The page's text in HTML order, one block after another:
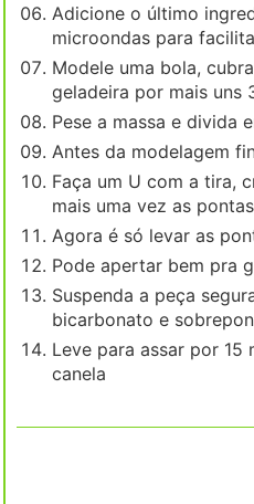
Adicione o último
microondas para
Modele uma bola,
geladeira por mais uns
Pese a massa e divida
Antes da modelagem
Faça um U com a tira,
mais uma vez as
Agora é só levar as
Pode apertar bem pra
Suspenda a peça
bicarbonato e
Leve para assar por 15
canela